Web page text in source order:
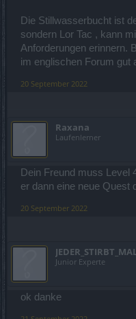
Die Stillwasserbucht ist
sondern Lor Tac , kann
Anforderungen erinnern.
im englischen Forum gut
20 September 2022
Raxana
Laufenlerner
Dein Freund muss Level
er dann eine neue Quest
20 September 2022
Junior Experte
ok danke